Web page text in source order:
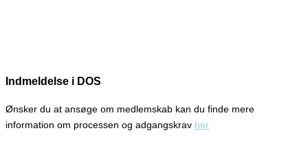
Indmeldelse i DOS
Ønsker du at ansøge om medlemskab kan du finde mere
information om processen og adgangskrav her